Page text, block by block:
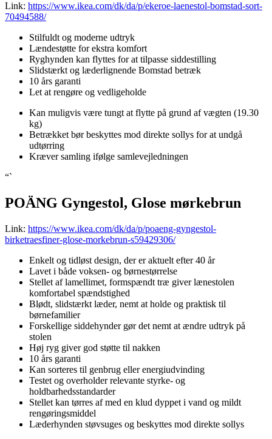
Link: https://www.ikea.com/dk/da/p/ekeroe-laenestol-bomstad-sort-
70494588/
Stilfuldt og moderne udtryk
Lændestøtte for ekstra komfort
Ryghynden kan flyttes for at tilpasse siddestilling
Slidstærkt og læderlignende Bomstad betræk
10 års garanti
Let at rengøre og vedligeholde
Kan muligvis være tungt at flytte på grund af vægten (19.30
kg)
Betrækket bør beskyttes mod direkte sollys for at undgå
udtørring
Kræver samling ifølge samlevejledningen
“`
POÄNG Gyngestol, Glose mørkebrun
Link: https://www.ikea.com/dk/da/p/poaeng-gyngestol-
birketraesfiner-glose-morkebrun-s59429306/
Enkelt og tidløst design, der er aktuelt efter 40 år
Lavet i både voksen- og børnestørrelse
Stellet af lamellimet, formspændt træ giver lænestolen
komfortabel spændstighed
Blødt, slidstærkt læder, nemt at holde og praktisk til
børnefamilier
Forskellige siddehynder gør det nemt at ændre udtryk på
stolen
Høj ryg giver god støtte til nakken
10 års garanti
Kan sorteres til genbrug eller energiudvinding
Testet og overholder relevante styrke- og
holdbarhedsstandarder
Stellet kan tørres af med en klud dyppet i vand og mildt
rengøringsmiddel
Læderhynden støvsuges og beskyttes mod direkte sollys